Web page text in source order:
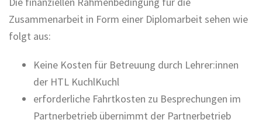
Zusammenarbeit in Form einer Diplomarbeit sehen wie
folgt aus:
Keine Kosten für Betreuung durch Lehrer:innen
der HTL KuchlKuchl
erforderliche Fahrtkosten zu Besprechungen im
Partnerbetrieb übernimmt der Partnerbetrieb